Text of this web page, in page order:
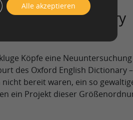
English Dictionary
Köpfe eine
des Oxford English Dictionary –
bereit waren, ein so
ein Projekt dieser
Alle akzeptieren